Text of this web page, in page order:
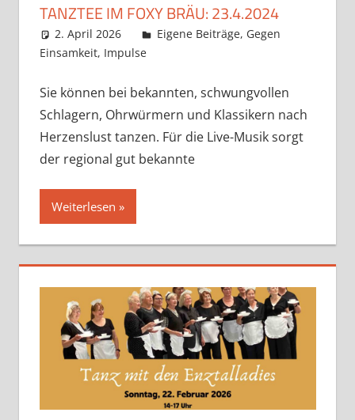
TANZTEE IM FOXY BRÄU: 23.4.2024
2. April 2026 Claudia Ollenhauer
Eigene Beiträge, Gegen
Einsamkeit, Impulse
Sie können bei bekannten, schwungvollen
Schlagern, Ohrwürmern und Klassikern nach
Herzenslust tanzen. Für die Live-Musik sorgt
der regional gut bekannte
Weiterlesen